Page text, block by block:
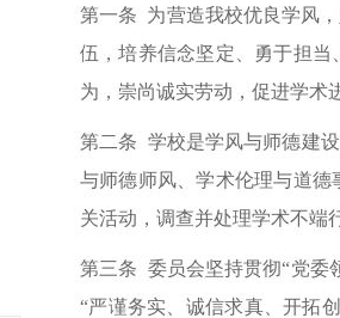
第一条 为营造我校优良学风
伍，培养信念坚定、勇于担
为，崇尚诚实劳动，促进学术
第二条 学校是学风与师德建
与师德师风、学术伦理与道
关活动，调查并处理学术不端
第三条 委员会坚持贯彻“党委
“严谨务实、诚信求真、开拓